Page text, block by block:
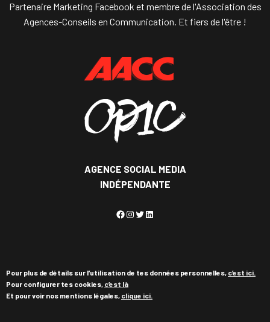
Partenaire Marketing Facebook et membre de l'Association des
Agences-Conseils en Communication. Et fiers de l'être !
AGENCE SOCIAL MEDIA
INDÉPENDANTE
Facebook
Instagram
Twitter
LinkedIn
Pour plus de détails sur l’utilisation de tes données personnelles, c’est ici.
Pour configurer tes cookies, c’est là
Et pour voir nos mentions légales, clique ici.